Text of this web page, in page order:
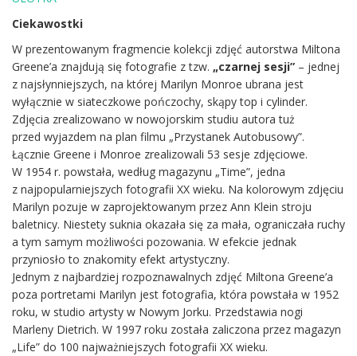
Ciekawostki
W prezentowanym fragmencie kolekcji zdjęć autorstwa Miltona
Greene’a znajdują się fotografie z tzw. „czarnej sesji” – jednej
z najsłynniejszych, na której Marilyn Monroe ubrana jest
wyłącznie w siateczkowe pończochy, skąpy top i cylinder.
Zdjęcia zrealizowano w nowojorskim studiu autora tuż
przed wyjazdem na plan filmu „Przystanek Autobusowy”.
Łącznie Greene i Monroe zrealizowali 53 sesje zdjęciowe.
W 1954 r. powstała, według magazynu „Time”, jedna
z najpopularniejszych fotografii XX wieku. Na kolorowym zdjęciu
Marilyn pozuje w zaprojektowanym przez Ann Klein stroju
baletnicy. Niestety suknia okazała się za mała, ograniczała ruchy
a tym samym możliwości pozowania. W efekcie jednak
przyniosło to znakomity efekt artystyczny.
Jednym z najbardziej rozpoznawalnych zdjęć Miltona Greene’a
poza portretami Marilyn jest fotografia, która powstała w 1952
roku, w studio artysty w Nowym Jorku. Przedstawia nogi
Marleny Dietrich. W 1997 roku została zaliczona przez magazyn
„Life” do 100 najważniejszych fotografii XX wieku.